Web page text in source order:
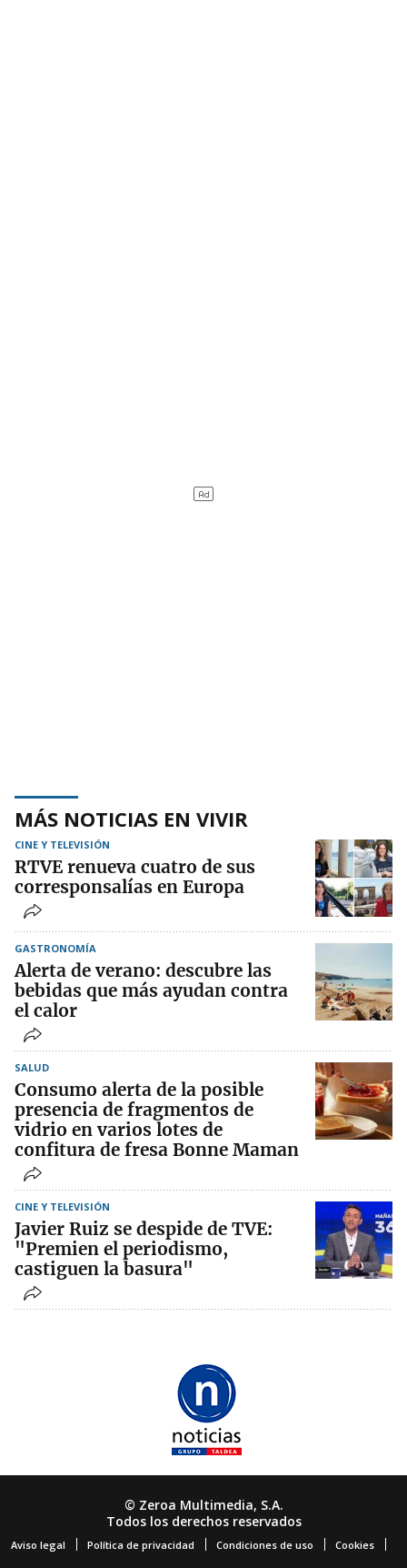
MÁS NOTICIAS EN VIVIR
CINE Y TELEVISIÓN
RTVE renueva cuatro de sus
corresponsalías en Europa
GASTRONOMÍA
Alerta de verano: descubre las
bebidas que más ayudan contra
el calor
SALUD
Consumo alerta de la posible
presencia de fragmentos de
vidrio en varios lotes de
confitura de fresa Bonne Maman
CINE Y TELEVISIÓN
Javier Ruiz se despide de TVE:
"Premien el periodismo,
castiguen la basura"
© Zeroa Multimedia, S.A.
Todos los derechos reservados
Aviso legal Política de privacidad Condiciones de uso Cookies